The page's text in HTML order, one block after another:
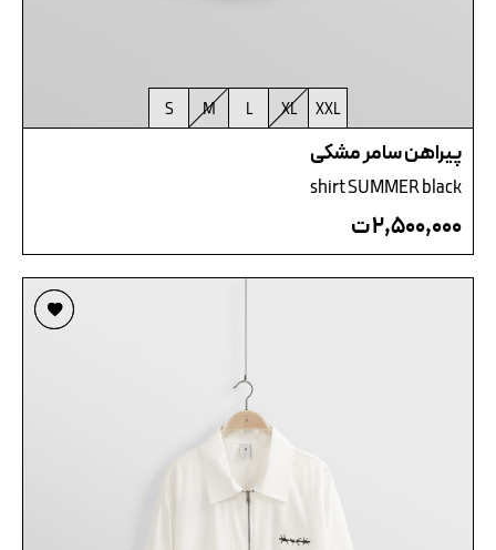
XXL
XL
L
M
S
پیراهن سامر مشکی
shirt SUMMER black
۲,۵۰۰,۰۰۰ت